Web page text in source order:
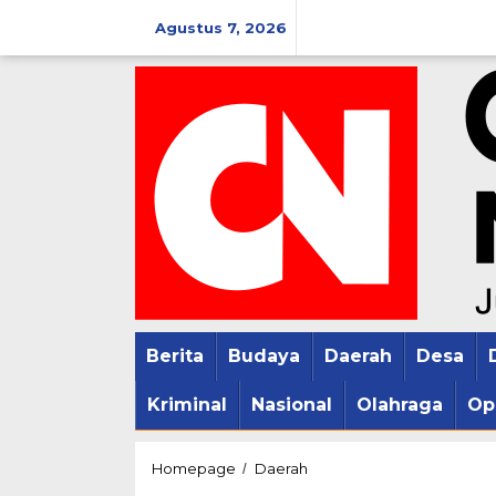
konten
Agustus 7, 2026
Berita Budaya Daerah Desa
Kriminal Nasional Olahraga
Homepage / Daerah